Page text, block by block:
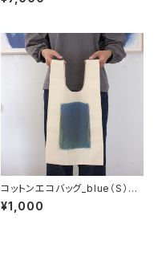
コットンエコバッグ_blue（S）／
高橋潤
¥1,000